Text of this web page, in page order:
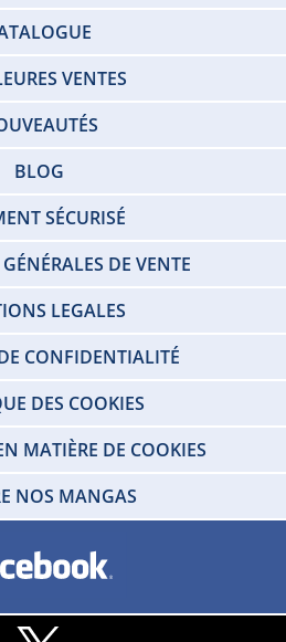
VENTES
BLOG
SÉCURISÉ
DE VENTE
LEGALES
CONFIDENTIALITÉ
DES COOKIES
MATIÈRE DE COOKIES
NOS MANGAS